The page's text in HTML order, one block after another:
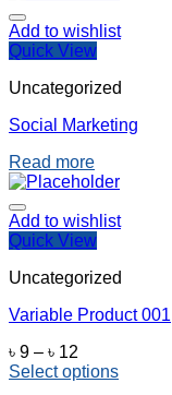
Add to wishlist
Quick View
Uncategorized
Social Marketing
Read more
Add to wishlist
Quick View
Uncategorized
Variable Product 001
৳ 9 – ৳ 12
range:
Select options